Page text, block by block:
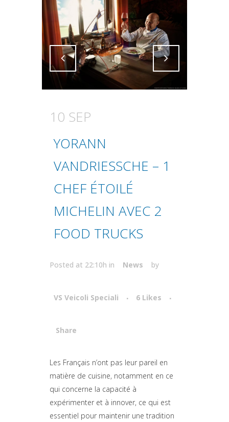
Attiva comando Attiva comando
10 SEP
YORANN
VANDRIESSCHE – 1
CHEF ÉTOILÉ
MICHELIN AVEC 2
FOOD TRUCKS
Posted at 22:10h in News by
VS Veicoli Speciali 6 Likes
Share
Attiva comando
Les Français n’ont pas leur pareil en
matière de cuisine, notamment en ce
qui concerne la capacité à
expérimenter et à innover, ce qui est
essentiel pour maintenir une tradition